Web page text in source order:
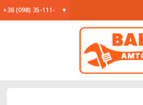
+38 (098) 35-111-